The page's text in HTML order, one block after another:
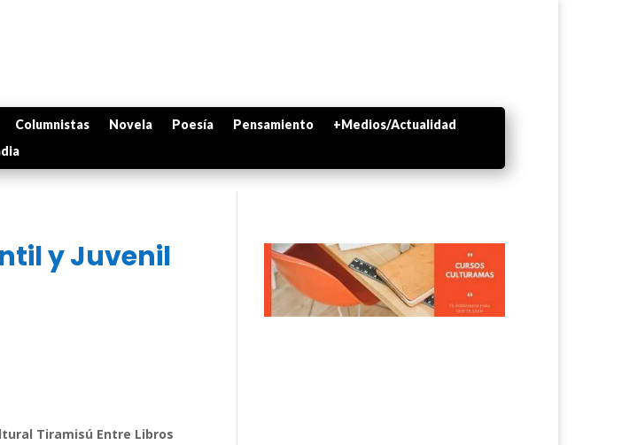
Columnistas Novela Poesía Pensamiento
+Medios/Actualidad
y Juvenil
Tiramisú Entre Libros